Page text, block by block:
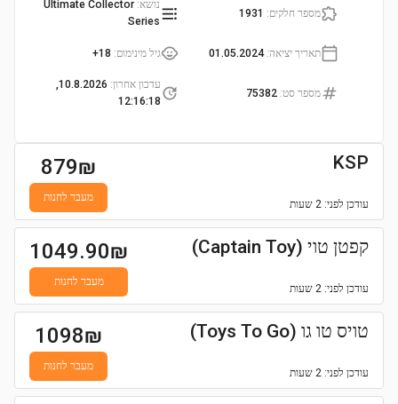
מספר חלקים:
1931
נושא:
Ultimate Collector
Series
תאריך יציאה:
01.05.2024 גיל מינימום:
18+
מספר סט:
75382
עדכון אחרון:
10.8.2026,
12:16:18
KSP
עודכן לפני: 2 שעות
879₪
מעבר לחנות
קפטן טוי (Captain Toy)
עודכן לפני: 2 שעות
1049.90₪
מעבר לחנות
טויס טו גו (Toys To Go)
עודכן לפני: 2 שעות
1098₪
מעבר לחנות